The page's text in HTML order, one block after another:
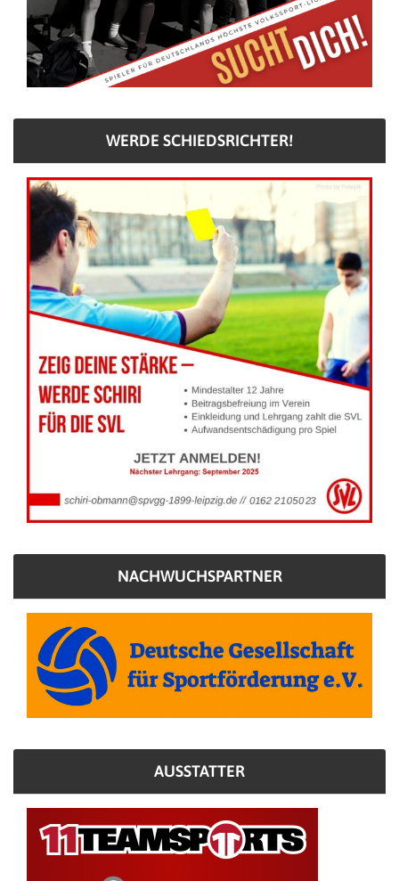
WERDE SCHIEDSRICHTER!
NACHWUCHSPARTNER
AUSSTATTER